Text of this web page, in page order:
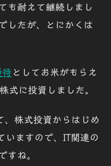
も耐えて継続しまし
したが、とにかくは
待 としてお米がもらえ
式に投資しました。
、株式投資からはじめ
いますので、IT関連の
すね。